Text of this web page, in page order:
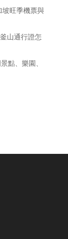
坡旺季機票與
山通行證怎
點、樂園、